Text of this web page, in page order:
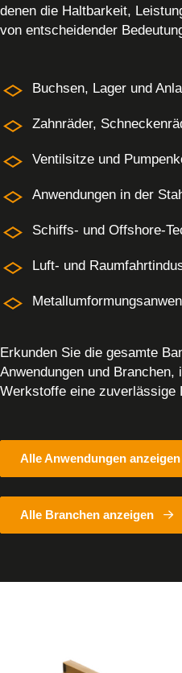
denen die Haltbarkeit,
von entscheidender
Buchsen, Lager und
Zahnräder,
Ventilsitze und
Anwendungen in der
Schiffs- und Offshore-
Luft- und
Erkunden Sie die gesamte
Anwendungen und Branchen,
Werkstoffe eine zuverlässige
Alle Anwendungen anzeigen
Alle Branchen anzeigen